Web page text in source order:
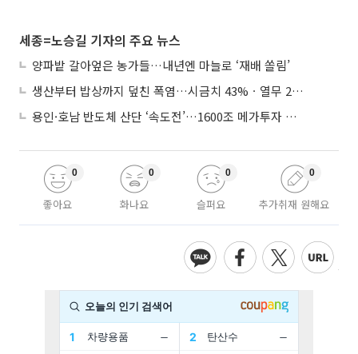
세종=노승길 기자의 주요 뉴스
양파밭 갈아엎은 농가들…내년엔 마늘로 ‘재배 쏠림’
생산부터 밥상까지 덮친 폭염…시금치 43%ㆍ열무 28% 급등
용인·호남 반도체 산단 ‘속도전’…1600조 메가투자 이행 총력
좋아요
0
화나요
0
슬퍼요
0
추가취재 원해요
0